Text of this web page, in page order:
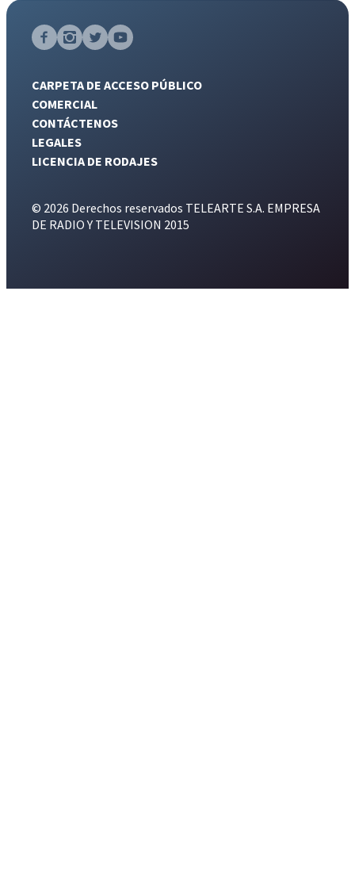
CARPETA DE ACCESO PÚBLICO
COMERCIAL
CONTÁCTENOS
LEGALES
LICENCIA DE RODAJES
© 2026 Derechos reservados TELEARTE S.A. EMPRESA
DE RADIO Y TELEVISION 2015